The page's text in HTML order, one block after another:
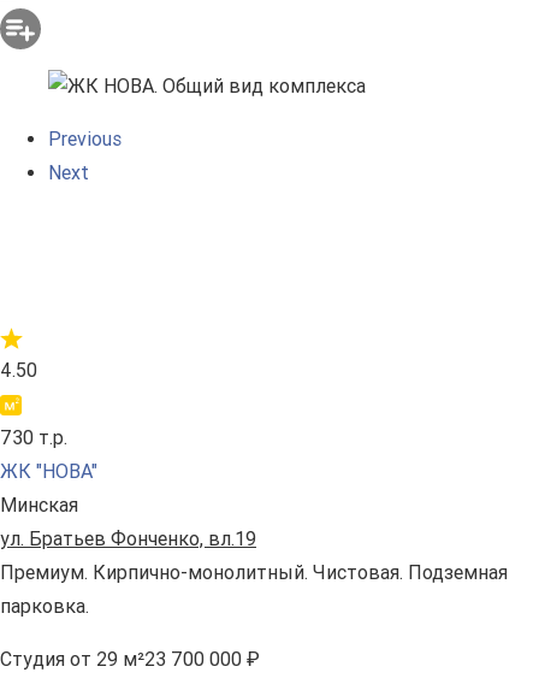
Previous
Next
4.50
730 т.р.
ЖК "НОВА"
Минская
ул. Братьев Фонченко, вл.19
Премиум. Кирпично-монолитный. Чистовая. Подземная
парковка.
Студия от 29 м²23 700 000 ₽